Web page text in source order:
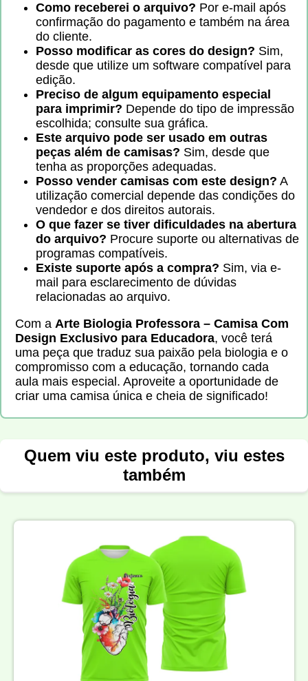
Como receberei o arquivo? Por e-mail após
confirmação do pagamento e também na área
do cliente.
Posso modificar as cores do design? Sim,
desde que utilize um software compatível para
edição.
Preciso de algum equipamento especial
para imprimir? Depende do tipo de impressão
escolhida; consulte sua gráfica.
Este arquivo pode ser usado em outras
peças além de camisas? Sim, desde que
tenha as proporções adequadas.
Posso vender camisas com este design? A
utilização comercial depende das condições do
vendedor e dos direitos autorais.
O que fazer se tiver dificuldades na abertura
do arquivo? Procure suporte ou alternativas de
programas compatíveis.
Existe suporte após a compra? Sim, via e-
mail para esclarecimento de dúvidas
relacionadas ao arquivo.
Com a Arte Biologia Professora – Camisa Com
Design Exclusivo para Educadora, você terá
uma peça que traduz sua paixão pela biologia e o
compromisso com a educação, tornando cada
aula mais especial. Aproveite a oportunidade de
criar uma camisa única e cheia de significado!
Quem viu este produto, viu estes
também